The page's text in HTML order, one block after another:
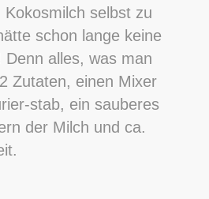
selbst zu
schon lange keine
Denn alles, was man
Zutaten, einen Mixer
stab, ein sauberes
der Milch und ca.